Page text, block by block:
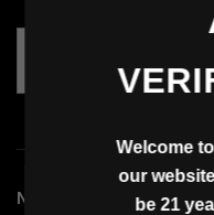
NEW ARRIVAL
Welcome
our
be 21